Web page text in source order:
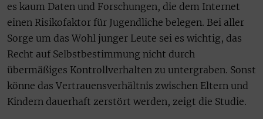
es kaum Daten und Forschungen, die dem Internet
einen Risikofaktor für Jugendliche belegen. Bei aller
Sorge um das Wohl junger Leute sei es wichtig, das
Recht auf Selbstbestimmung nicht durch
übermäßiges Kontrollverhalten zu untergraben. Sonst
könne das Vertrauensverhältnis zwischen Eltern und
Kindern dauerhaft zerstört werden, zeigt die Studie.